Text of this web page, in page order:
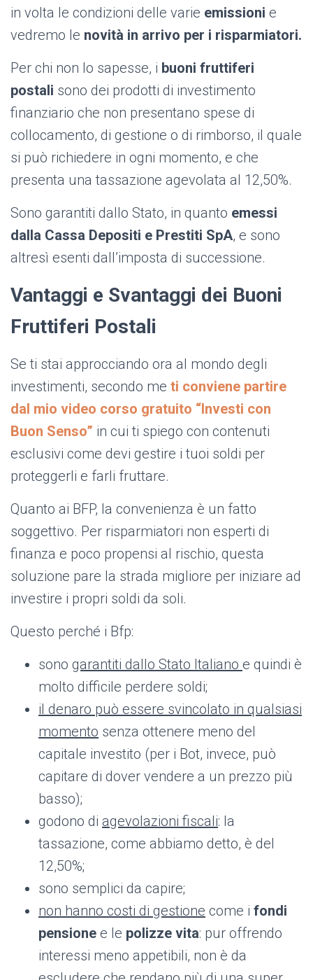
in volta le condizioni delle varie emissioni e
vedremo le novità in arrivo per i risparmiatori.
Per chi non lo sapesse, i buoni fruttiferi
postali sono dei prodotti di investimento
finanziario che non presentano spese di
collocamento, di gestione o di rimborso, il quale
si può richiedere in ogni momento, e che
presenta una tassazione agevolata al 12,50%.
Sono garantiti dallo Stato, in quanto emessi
dalla Cassa Depositi e Prestiti SpA, e sono
altresì esenti dall’imposta di successione.
Vantaggi e Svantaggi dei Buoni
Fruttiferi Postali
Se ti stai approcciando ora al mondo degli
investimenti, secondo me ti conviene partire
dal mio video corso gratuito “Investi con
Buon Senso” in cui ti spiego con contenuti
esclusivi come devi gestire i tuoi soldi per
proteggerli e farli fruttare.
Quanto ai BFP, la convenienza è un fatto
soggettivo. Per risparmiatori non esperti di
finanza e poco propensi al rischio, questa
soluzione pare la strada migliore per iniziare ad
investire i propri soldi da soli.
Questo perché i Bfp:
sono garantiti dallo Stato Italiano e quindi è
molto difficile perdere soldi;
il denaro può essere svincolato in qualsiasi
momento senza ottenere meno del
capitale investito (per i Bot, invece, può
capitare di dover vendere a un prezzo più
basso);
godono di agevolazioni fiscali: la
tassazione, come abbiamo detto, è del
12,50%;
sono semplici da capire;
non hanno costi di gestione come i fondi
pensione e le polizze vita: pur offrendo
interessi meno appetibili, non è da